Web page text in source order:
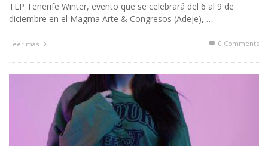
TLP Tenerife Winter, evento que se celebrará del 6 al 9 de
diciembre en el Magma Arte & Congresos (Adeje), …
Leer más 0 Comments